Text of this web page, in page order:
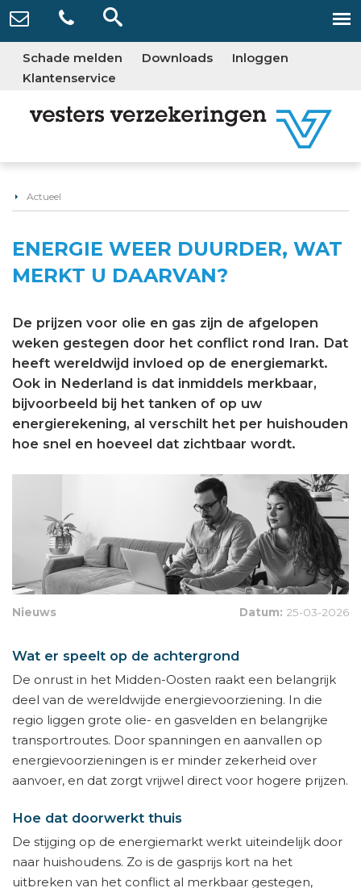
Schade melden Downloads
Inloggen
Klantenservice
Actueel
ENERGIE WEER DUURDER, WAT
MERKT U DAARVAN?
De prijzen voor olie en gas zijn de afgelopen
weken gestegen door het conflict rond Iran. Dat
heeft wereldwijd invloed op de energiemarkt.
Ook in Nederland is dat inmiddels merkbaar,
bijvoorbeeld bij het tanken of op uw
energierekening, al verschilt het per huishouden
hoe snel en hoeveel dat zichtbaar wordt.
Nieuws Datum: 25-03-2026
Wat er speelt op de achtergrond
De onrust in het Midden-Oosten raakt een belangrijk
deel van de wereldwijde energievoorziening. In die
regio liggen grote olie- en gasvelden en belangrijke
transportroutes. Door spanningen en aanvallen op
energievoorzieningen is er minder zekerheid over
aanvoer, en dat zorgt vrijwel direct voor hogere prijzen.
Hoe dat doorwerkt thuis
De stijging op de energiemarkt werkt uiteindelijk door
naar huishoudens. Zo is de gasprijs kort na het
uitbreken van het conflict al merkbaar gestegen,